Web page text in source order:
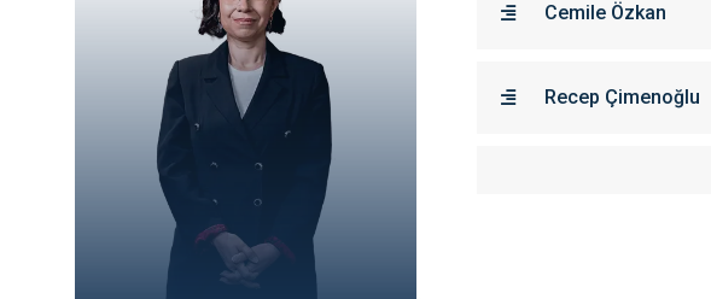
Cemile Özkan
Recep Çimenoğlu